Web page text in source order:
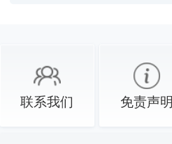
联系我们 免责声明